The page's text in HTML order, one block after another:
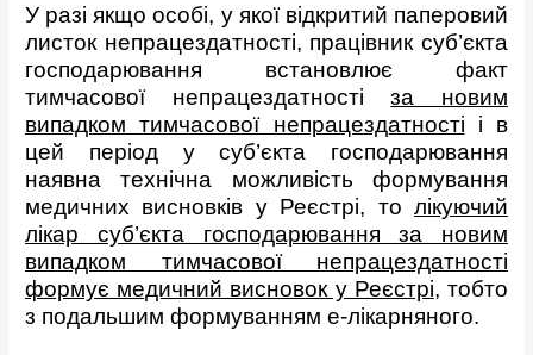
У разі якщо особі, у якої відкритий паперовий
листок непрацездатності, працівник суб’єкта
господарювання встановлює факт
тимчасової непрацездатностіза новим
випадком тимчасової непрацездатності і в
цей період у суб’єкта господарювання
наявна технічна можливість формування
медичних висновків у Реєстрі, то лікуючий
лікар суб’єкта господарювання за новим
випадком тимчасової непрацездатності
формує медичний висновок у Реєстрі, тобто
з подальшим формуванням е-лікарняного.